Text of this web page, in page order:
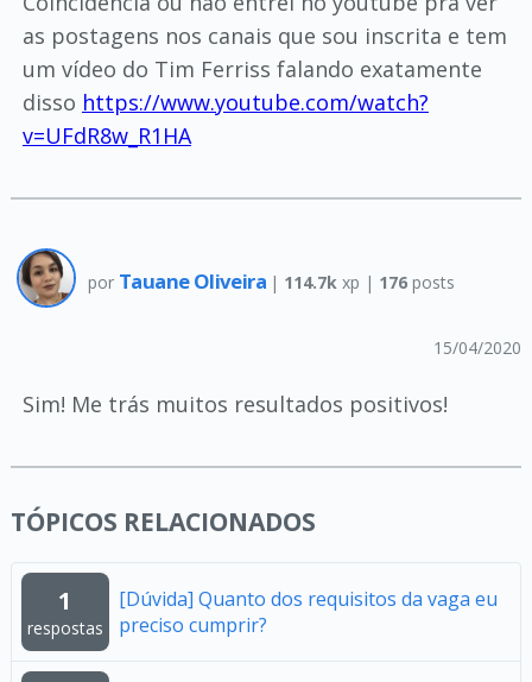
as postagens nos canais que sou inscrita e tem
um vídeo do Tim Ferriss falando exatamente
disso https://www.youtube.com/watch?
v=UFdR8w_R1HA
por Tauane Oliveira | 114.7k xp | 176 posts
15/04/2020
Sim! Me trás muitos resultados positivos!
TÓPICOS RELACIONADOS
1
respostas
[Dúvida] Quanto dos requisitos da vaga eu
preciso cumprir?